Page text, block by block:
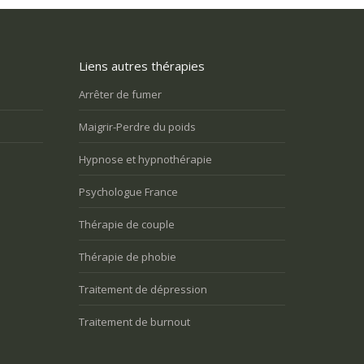
retraité et je ressens un grand
utile?
changement et vous êtes mal à
J’ai des problèmes relationnels avec
disproportionnée dans une
Liens autres thérapies
Arrêter de fumer
Maigrir-Perdre du poids
Hypnose et hypnothérapie
Psychologue France
Thérapie de couple
Thérapie de phobie
Traitement de dépression
Traitement de burnout